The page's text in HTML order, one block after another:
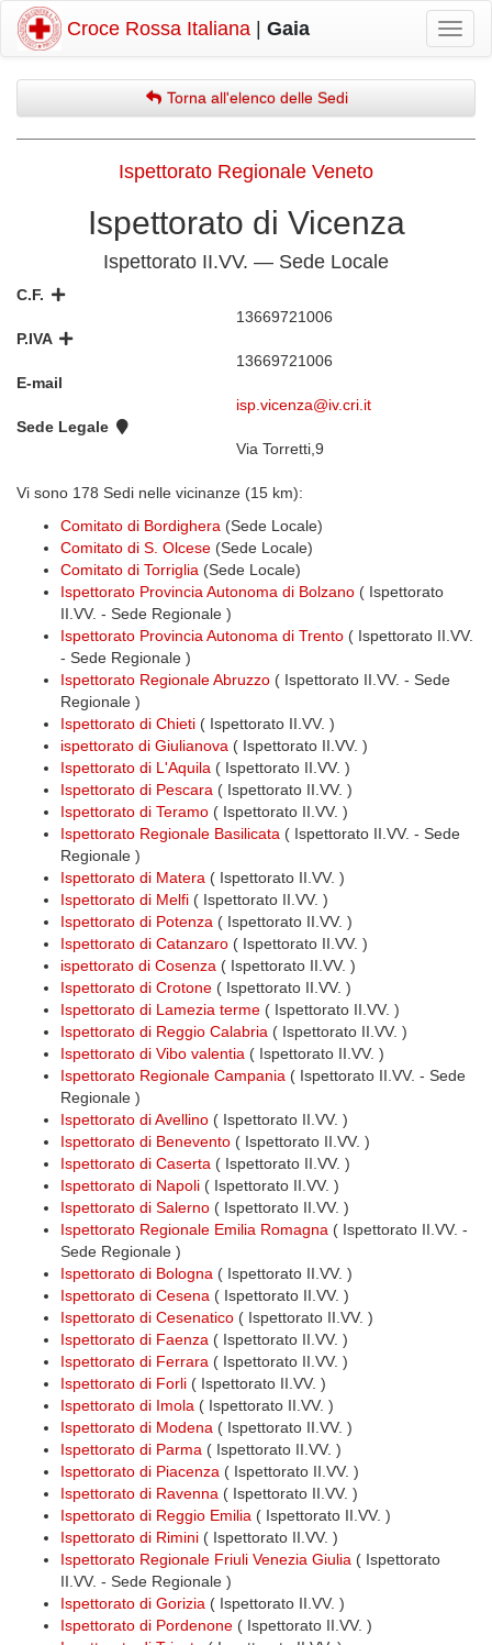
Croce Rossa Italiana Gaia
Torna all'elenco delle Sedi
Ispettorato Regionale Veneto
Ispettorato di Vicenza
Ispettorato II.VV. — Sede Locale
C.F.
13669721006
P.IVA
13669721006
E-mail
isp.vicenza@iv.cri.it
Sede Legale
Via Torretti,9
Vi sono 178 Sedi nelle vicinanze (15 km):
Comitato di Bordighera (Sede Locale)
Comitato di S. Olcese (Sede Locale)
Comitato di Torriglia (Sede Locale)
Ispettorato Provincia Autonoma di Bolzano ( Ispettorato
II.VV. - Sede Regionale )
Ispettorato Provincia Autonoma di Trento ( Ispettorato II.VV.
- Sede Regionale )
Ispettorato Regionale Abruzzo ( Ispettorato II.VV. - Sede
Regionale )
Ispettorato di Chieti ( Ispettorato II.VV. )
ispettorato di Giulianova ( Ispettorato II.VV. )
Ispettorato di L'Aquila ( Ispettorato II.VV. )
Ispettorato di Pescara ( Ispettorato II.VV. )
Ispettorato di Teramo ( Ispettorato II.VV. )
Ispettorato Regionale Basilicata ( Ispettorato II.VV. - Sede
Regionale )
Ispettorato di Matera ( Ispettorato II.VV. )
Ispettorato di Melfi ( Ispettorato II.VV. )
Ispettorato di Potenza ( Ispettorato II.VV. )
Ispettorato di Catanzaro ( Ispettorato II.VV. )
ispettorato di Cosenza ( Ispettorato II.VV. )
Ispettorato di Crotone ( Ispettorato II.VV. )
Ispettorato di Lamezia terme ( Ispettorato II.VV. )
Ispettorato di Reggio Calabria ( Ispettorato II.VV. )
Ispettorato di Vibo valentia ( Ispettorato II.VV. )
Ispettorato Regionale Campania ( Ispettorato II.VV. - Sede
Regionale )
Ispettorato di Avellino ( Ispettorato II.VV. )
Ispettorato di Benevento ( Ispettorato II.VV. )
Ispettorato di Caserta ( Ispettorato II.VV. )
Ispettorato di Napoli ( Ispettorato II.VV. )
Ispettorato di Salerno ( Ispettorato II.VV. )
Ispettorato Regionale Emilia Romagna ( Ispettorato II.VV. -
Sede Regionale )
Ispettorato di Bologna ( Ispettorato II.VV. )
Ispettorato di Cesena ( Ispettorato II.VV. )
Ispettorato di Cesenatico ( Ispettorato II.VV. )
Ispettorato di Faenza ( Ispettorato II.VV. )
Ispettorato di Ferrara ( Ispettorato II.VV. )
Ispettorato di Forli ( Ispettorato II.VV. )
Ispettorato di Imola ( Ispettorato II.VV. )
Ispettorato di Modena ( Ispettorato II.VV. )
Ispettorato di Parma ( Ispettorato II.VV. )
Ispettorato di Piacenza ( Ispettorato II.VV. )
Ispettorato di Ravenna ( Ispettorato II.VV. )
Ispettorato di Reggio Emilia ( Ispettorato II.VV. )
Ispettorato di Rimini ( Ispettorato II.VV. )
Ispettorato Regionale Friuli Venezia Giulia ( Ispettorato
II.VV. - Sede Regionale )
Ispettorato di Gorizia ( Ispettorato II.VV. )
Ispettorato di Pordenone ( Ispettorato II.VV. )